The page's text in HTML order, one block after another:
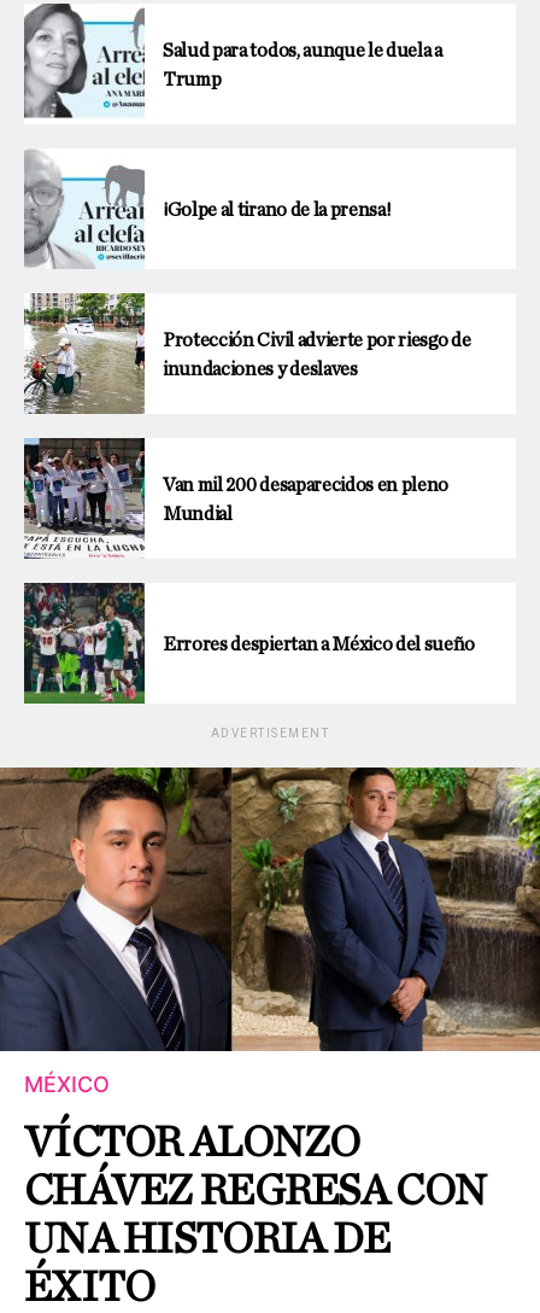
Salud para todos, aunque le duela a
Trump
¡Golpe al tirano de la prensa!
Protección Civil advierte por riesgo de
inundaciones y deslaves
Van mil 200 desaparecidos en pleno
Mundial
Errores despiertan a México del sueño
ADVERTISEMENT
MÉXICO
VÍCTOR ALONZO
CHÁVEZ REGRESA CON
UNA HISTORIA DE
ÉXITO